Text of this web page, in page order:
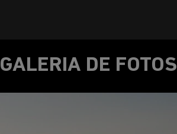
GALERIA DE FOTOS